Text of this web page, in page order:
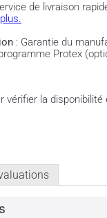
de livraison
: Garantie du
Protex
vérifier la disponibilité